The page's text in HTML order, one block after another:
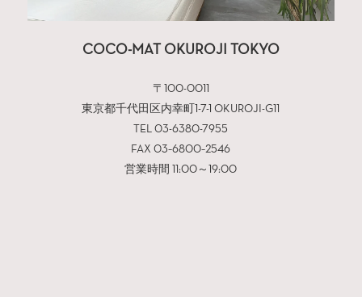
COCO-MAT OKUROJI TOKYO
〒100-0011
東京都千代田区内幸町1-7-1 OKUROJI-G11
TEL 03-6380-7955
FAX 03−6800−2546
営業時間 11:00～19:00